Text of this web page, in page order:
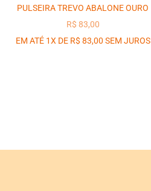
PULSEIRA TREVO ABALONE OURO
PREÇO PROMOCIONAL
R$ 83,00
EM ATÉ 1X DE R$ 83,00 SEM JUROS